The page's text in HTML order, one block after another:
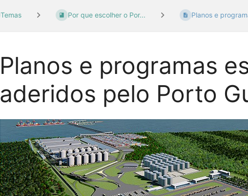
Temas Por que escolher o Por... Planos e
Planos e programas
aderidos pelo Porto